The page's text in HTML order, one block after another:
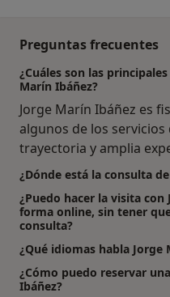
Preguntas frecuentes
¿Cuáles son las
Marín Ibáñez?
Jorge Marín Ibáñez es
algunos de los
trayectoria y amplia
¿Dónde está la consulta
¿Puedo hacer la visita
forma online, sin tener
consulta?
¿Qué idiomas habla Jorge
¿Cómo puedo reservar
Ibáñez?